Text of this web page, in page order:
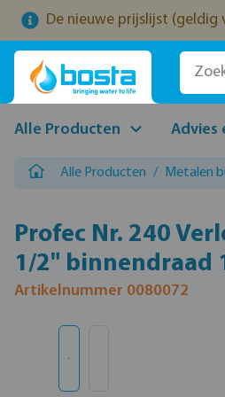
de hoofdinhoud
Ga naar de zoekopdracht
Ga naar de hoofdnavigatie
De nieuwe prijslijst (geldig
Alle Producten Advies
Alle Producten / Metalen
Profec Nr. 240
1/2" binnendraad
Artikelnummer 0080072